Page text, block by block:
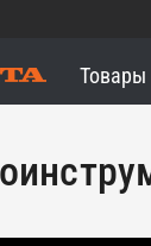
Товары